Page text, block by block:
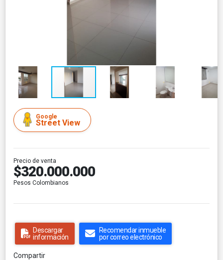
Google
Street View
Precio de venta
$320.000.000
Pesos Colombianos
Descargar
información
Recomendar inmueble
por correo electrónico
Compartir